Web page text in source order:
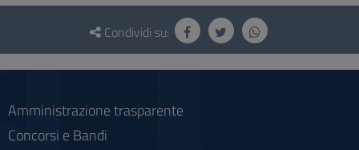
Questionario
social
Condividi su:
Amministrazione trasparente
Concorsi e Bandi